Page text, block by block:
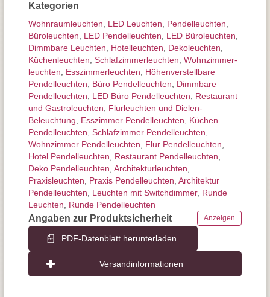
Kategorien
Wohnraum­leuchten LED Leuchten Pendel­leuchten
Büroleuchten
LED Pendelleuchten LED Büroleuchten
Dimmbare Leuchten
Hotelleuchten Dekoleuchten
Küchenleuchten Schlafzimmer­leuchten Wohnzimmer­
leuchten
Esszimmer­­leuchten
Höhen­verstellbare
Pendelleuchten
Büro Pendelleuchten
Dimmbare
Pendelleuchten
LED Büro Pendelleuchten
Restaurant
und Gastroleuchten
Flurleuchten und Dielen-
Beleuchtung
Esszimmer Pendelleuchten
Küchen
Pendelleuchten Schlafzimmer Pendelleuchten
Wohnzimmer Pendelleuchten
Flur Pendelleuchten
Hotel Pendelleuchten
Restaurant Pendelleuchten
Deko Pendelleuchten Architektur­leuchten
Praxisleuchten
Praxis Pendelleuchten Architektur
Pendelleuchten
Leuchten mit Switchdimmer, Runde
Leuchten
Runde Pendelleuchten
Angaben zur Produktsicherheit Anzeigen
PDF-Datenblatt herunterladen
Versandinformationen